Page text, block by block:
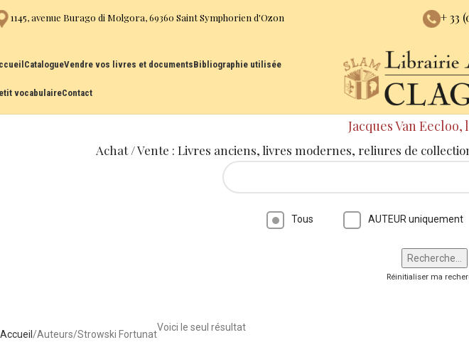
1145, avenue Burago di Molgora, 69360 Saint Symphorien d'Ozon + 33
CatalogueVendre vos livres et documentsBibliographie utilisée
vocabulaireContact
Jacques Van
Achat / Vente : Livres anciens, livres modernes, reliures de
Tous AUTEUR uniquement
Réinitialiser ma
Accueil Auteurs Strowski Fortunat
Voici le seul résultat